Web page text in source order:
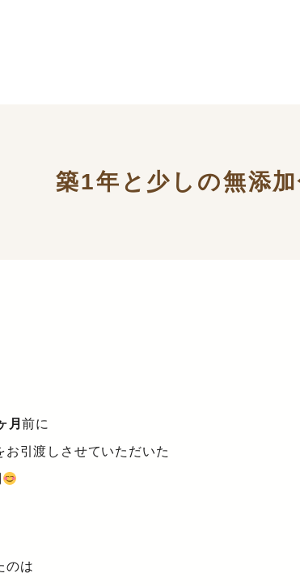
築1年と少しの無添
月前に
お引渡しさせていただいた
のは